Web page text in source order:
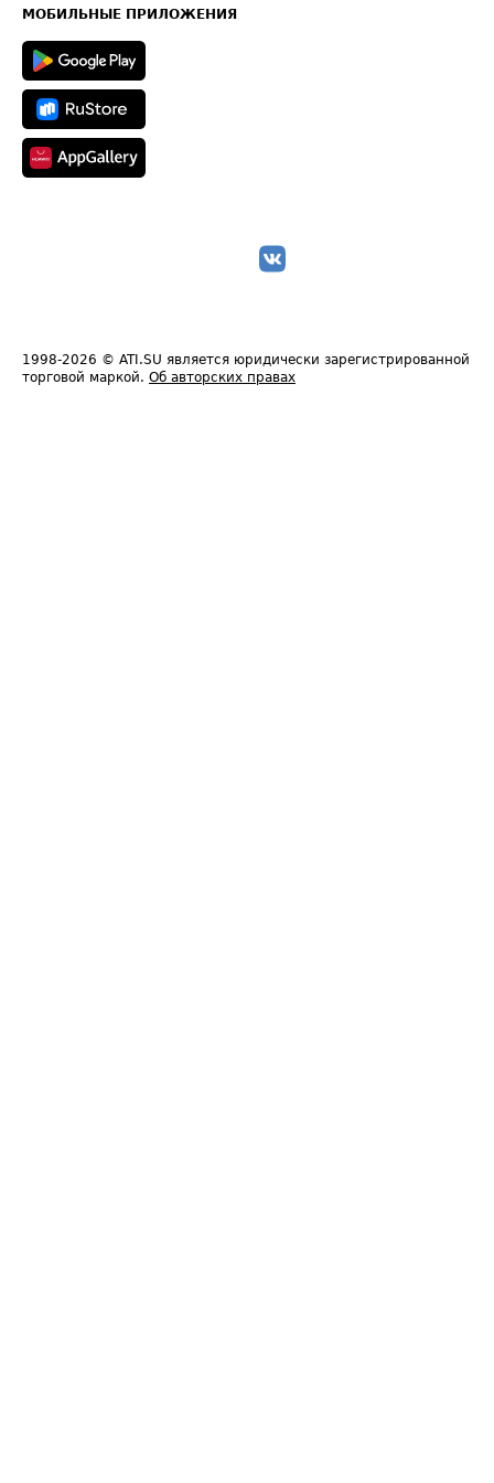
Техническая информация
МОБИЛЬНЫЕ ПРИЛОЖЕНИЯ
1998-2026 © ATI.SU является юридически зарегистрированной
торговой маркой. Об авторских правах